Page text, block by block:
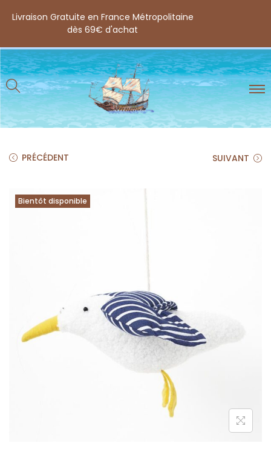
Livraison Gratuite en France Métropolitaine
dès 69€ d'achat
PRÉCÉDENT SUIVANT
Bientôt disponible